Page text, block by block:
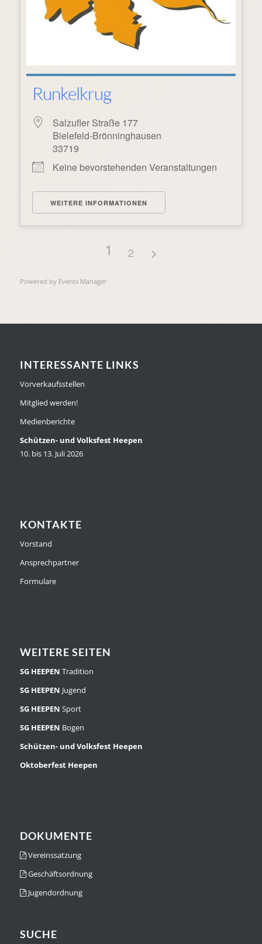
Runkelkrug
Salzufler Straße 177
Bielefeld-Brönninghausen
33719
Keine bevorstehenden Veranstaltungen
WEITERE INFORMATIONEN
1 2
Powered by Events Manager
INTERESSANTE LINKS
Vorverkaufsstellen
Mitglied werden!
Medienberichte
Schützen- und Volksfest Heepen
10. bis 13. Juli 2026
KONTAKTE
Vorstand
Ansprechpartner
Formulare
WEITERE SEITEN
SG HEEPEN Tradition
SG HEEPEN Jugend
SG HEEPEN Sport
SG HEEPEN Bogen
Schützen- und Volksfest Heepen
Oktoberfest Heepen
DOKUMENTE
Vereinssatzung
Geschäftsordnung
Jugendordnung
SUCHE